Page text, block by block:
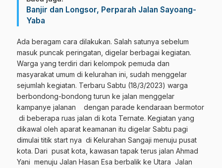
Banjir dan Longsor, Perparah Jalan Sayoang-
Yaba
Ada beragam cara dilakukan. Salah satunya sebelum
masuk puncak peringatan, digelar berbagai kegiatan.
Warga yang terdiri dari kelompok pemuda dan
masyarakat umum di kelurahan ini, sudah menggelar
sejumlah kegiatan. Terbaru Sabtu (18/3/2023) warga
berbondong-bondong turun ke jalan menggelar
kampanye jalanan dengan parade kendaraan bermotor
di beberapa ruas jalan di kota Ternate. Kegiatan yang
dikawal oleh aparat keamanan itu digelar Sabtu pagi
dimulai titik start nya di Kelurahan Sangaji menuju pusat
kota. Dari pusat kota, kawasan tapak terus jalan Ahmad
Yani menuju Jalan Hasan Esa berbalik ke Utara Jalan